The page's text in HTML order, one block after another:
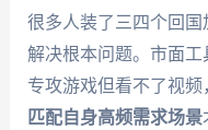
很多人装了三四个回
解决根本问题。市面
专攻游戏但看不了视频
匹配自身高频需求场景